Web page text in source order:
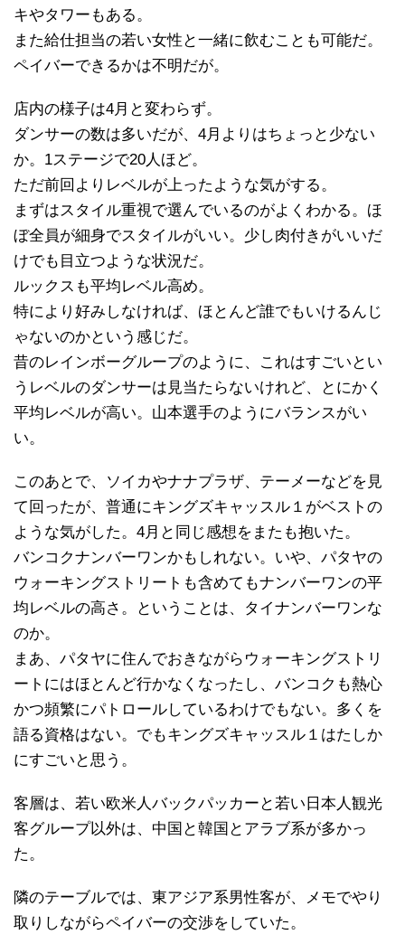
キやタワーもある。
また給仕担当の若い女性と一緒に飲むことも可能だ。
ペイバーできるかは不明だが。
店内の様子は4月と変わらず。
ダンサーの数は多いだが、4月よりはちょっと少ない
か。1ステージで20人ほど。
ただ前回よりレベルが上ったような気がする。
まずはスタイル重視で選んでいるのがよくわかる。ほ
ぼ全員が細身でスタイルがいい。少し肉付きがいいだ
けでも目立つような状況だ。
ルックスも平均レベル高め。
特により好みしなければ、ほとんど誰でもいけるんじ
ゃないのかという感じだ。
昔のレインボーグループのように、これはすごいとい
うレベルのダンサーは見当たらないけれど、とにかく
平均レベルが高い。山本選手のようにバランスがい
い。
このあとで、ソイカやナナプラザ、テーメーなどを見
て回ったが、普通にキングズキャッスル１がベストの
ような気がした。4月と同じ感想をまたも抱いた。
バンコクナンバーワンかもしれない。いや、パタヤの
ウォーキングストリートも含めてもナンバーワンの平
均レベルの高さ。ということは、タイナンバーワンな
のか。
まあ、パタヤに住んでおきながらウォーキングストリ
ートにはほとんど行かなくなったし、バンコクも熱心
かつ頻繁にパトロールしているわけでもない。多くを
語る資格はない。でもキングズキャッスル１はたしか
にすごいと思う。
客層は、若い欧米人バックパッカーと若い日本人観光
客グループ以外は、中国と韓国とアラブ系が多かっ
た。
隣のテーブルでは、東アジア系男性客が、メモでやり
取りしながらペイバーの交渉をしていた。